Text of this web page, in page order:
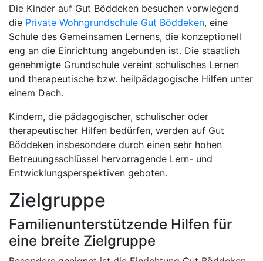
Die Kinder auf Gut Böddeken besuchen vorwiegend
die Private Wohngrundschule Gut Böddeken, eine
Schule des Gemeinsamen Lernens, die konzeptionell
eng an die Einrichtung angebunden ist. Die staatlich
genehmigte Grundschule vereint schulisches Lernen
und therapeutische bzw. heilpädagogische Hilfen unter
einem Dach.
Kindern, die pädagogischer, schulischer oder
therapeutischer Hilfen bedürfen, werden auf Gut
Böddeken insbesondere durch einen sehr hohen
Betreuungsschlüssel hervorragende Lern- und
Entwicklungsperspektiven geboten.
Zielgruppe
Familienunterstützende Hilfen für
eine breite Zielgruppe